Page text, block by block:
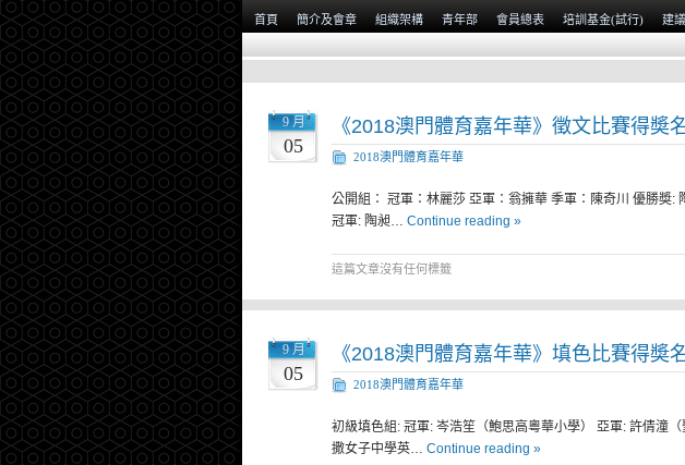
首頁 簡介及會章 組織架構 青年部 會員總表 培訓基金(試行) 建
9 月
05
《2018澳門體育嘉年華》徵文比賽得奬
2018澳門體育嘉年華
公開組： 冠軍：林麗莎 亞軍：翁擁華 季軍：陳奇川 優勝奬
冠軍: 陶昶… Continue reading »
這篇文章沒有任何標籤
9 月
05
《2018澳門體育嘉年華》填色比賽得奬
2018澳門體育嘉年華
初級填色組: 冠軍: 岑浩笙（鮑思高粵華小學） 亞軍: 許倩潼
撒女子中學英… Continue reading »